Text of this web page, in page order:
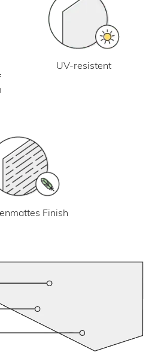
UV-resistent
Finish